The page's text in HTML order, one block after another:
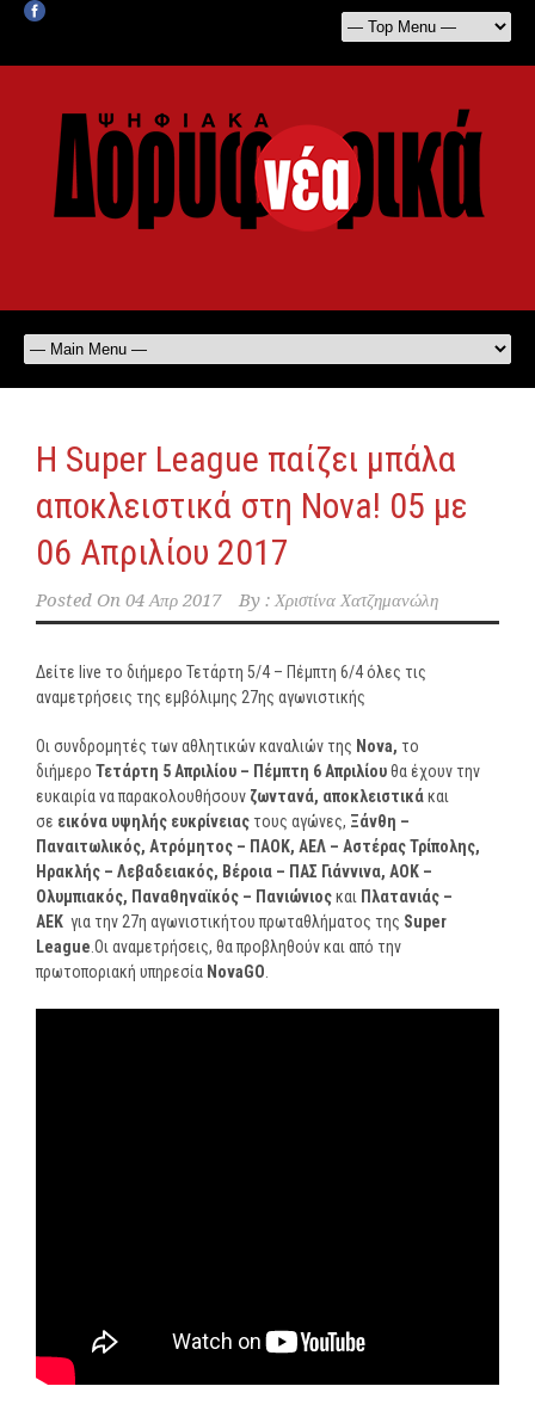
Η Super League παίζει μπάλα
αποκλειστικά στη Nova! 05 με
06 Απριλίου 2017
Posted On 04 Απρ 2017 By : Χριστίνα Χατζημανώλη
Δείτε live το διήμερο Τετάρτη 5/4 – Πέμπτη 6/4 όλες τις
αναμετρήσεις της εμβόλιμης 27ης αγωνιστικής
Οι συνδρομητές των αθλητικών καναλιών της Nova, το
διήμερο Τετάρτη 5 Απριλίου – Πέμπτη 6 Απριλίουθα έχουν την
ευκαιρία να παρακολουθήσουν ζωντανά, αποκλειστικάκαι
σε εικόνα υψηλής ευκρίνειαςτους αγώνες, Ξάνθη –
Παναιτωλικός, Ατρόμητος – ΠΑΟΚ, ΑΕΛ – Αστέρας Τρίπολης,
Ηρακλής – Λεβαδειακός, Βέροια – ΠΑΣ Γιάννινα, ΑΟΚ –
Ολυμπιακός, Παναθηναϊκός – Πανιώνιοςκαι Πλατανιάς –
ΑΕΚ για την 27η αγωνιστικήτου πρωταθλήματος της Super
League .Οι αναμετρήσεις, θα προβληθούν και από την
πρωτοποριακή υπηρεσία NovaGO